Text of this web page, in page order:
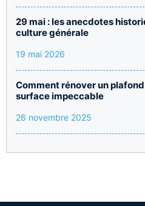
29 mai : les anecdotes
culture générale
19 mai 2026
Comment rénover un
surface impeccable
26 novembre 2025